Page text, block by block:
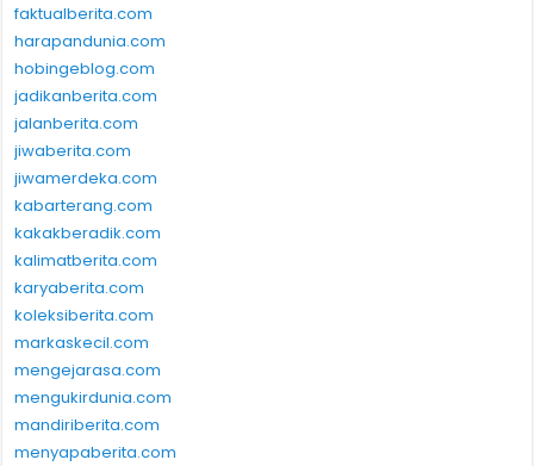
faktualberita.com
harapandunia.com
hobingeblog.com
jadikanberita.com
jalanberita.com
jiwaberita.com
jiwamerdeka.com
kabarterang.com
kakakberadik.com
kalimatberita.com
karyaberita.com
koleksiberita.com
markaskecil.com
mengejarasa.com
mengukirdunia.com
mandiriberita.com
menyapaberita.com